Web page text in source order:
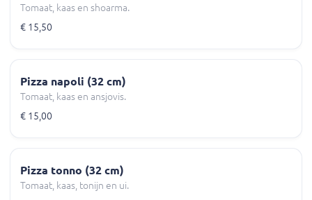
Tomaat, kaas en shoarma.
€ 15,50
Pizza napoli (32 cm)
Tomaat, kaas en ansjovis.
€ 15,00
Pizza tonno (32 cm)
Tomaat, kaas, tonijn en ui.